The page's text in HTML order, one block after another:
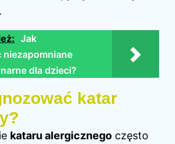
Jak
dla dzieci?
katar
kataru alergicznego często